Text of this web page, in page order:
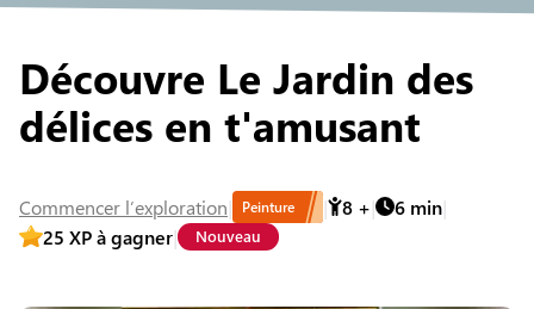
Découvre Le Jardin des
délices en t'amusant
Commencer l’exploration Peinture 8 + 6 min
25 XP à gagner Nouveau